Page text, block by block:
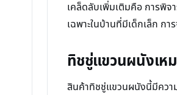
เคล็ดลับเพิ่มเติมคือ การพิจ
เฉพาะในบ้านที่มีเด็กเล็ก กา
ทิชชู่แขวนผนังเหม
สินค้าทิชชู่แขวนผนังนี้มีควา